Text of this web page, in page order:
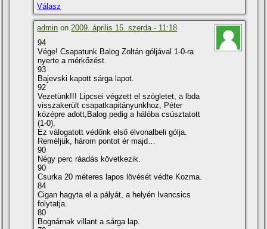
Válasz
admin on2009. április 15. szerda - 11:18
94
Vége! Csapatunk Balog Zoltán góljával 1-0-ra
nyerte a mérkőzést.
93
Bajevski kapott sárga lapot.
92
Vezetünk!!! Lipcsei végzett el szögletet, a lbda
visszakerült csapatkapitányunkhoz, Péter
középre adott,Balog pedig a hálóba csúsztatott
(1-0).
Ez válogatott védőnk első élvonalbeli gólja.
Reméljük, három pontot ér majd…
90
Négy perc ráadás következik.
90
Csurka 20 méteres lapos lövését védte Kozma.
84
Cigan hagyta el a pályát, a helyén Ivancsics
folytatja.
80
Bognárnak villant a sárga lap.